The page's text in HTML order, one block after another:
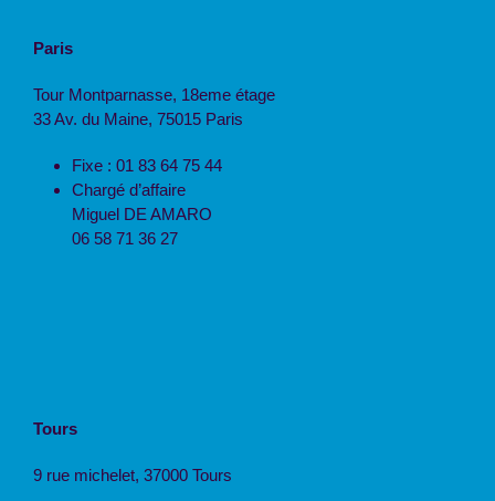
Paris
Tour Montparnasse, 18eme étage
33 Av. du Maine, 75015 Paris
Fixe : 01 83 64 75 44
Chargé d’affaire
Miguel DE AMARO
06 58 71 36 27
Tours
9 rue michelet, 37000 Tours